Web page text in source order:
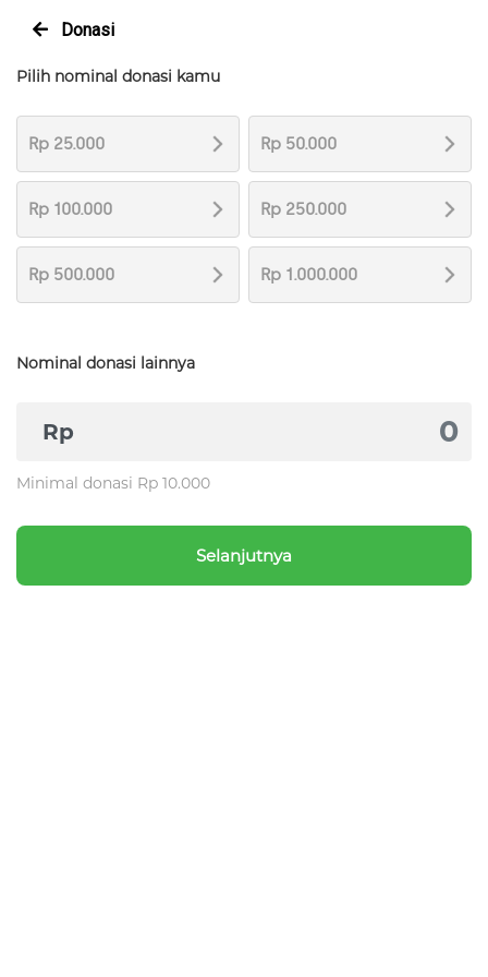
Donasi
Pilih nominal donasi kamu
Rp 25.000 Rp 50.000
Rp 100.000 Rp 250.000
Rp 500.000 Rp 1.000.000
Nominal donasi lainnya
Rp
Minimal donasi Rp 10.000
Selanjutnya